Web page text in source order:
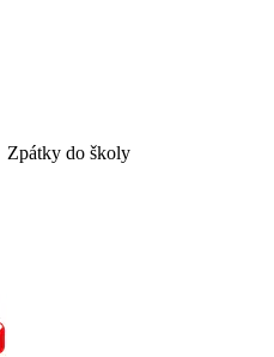
Zpátky do školy